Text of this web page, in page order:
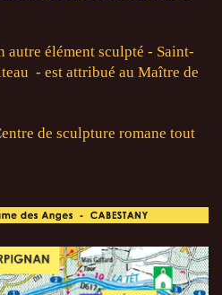
autre élément sculpté - Saint-
- est attribué au Maître de
de sculpture romane tout